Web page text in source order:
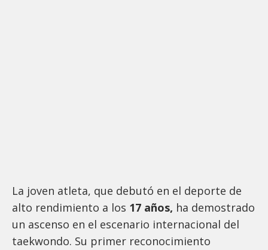
La joven atleta, que debutó en el deporte de
alto rendimiento a los 17 años, ha demostrado
un ascenso en el escenario internacional del
taekwondo. Su primer reconocimiento